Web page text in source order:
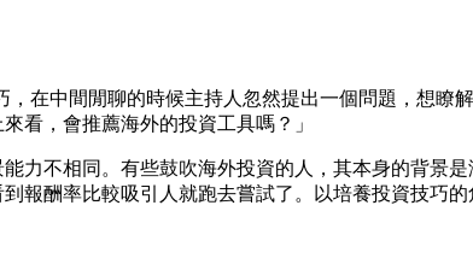
在中間閒聊的時候主持人忽然提出一個問題，想
看，會推薦海外的投資工具嗎？」
力不相同。有些鼓吹海外投資的人，其本身的背景
報酬率比較吸引人就跑去嘗試了。以培養投資技巧